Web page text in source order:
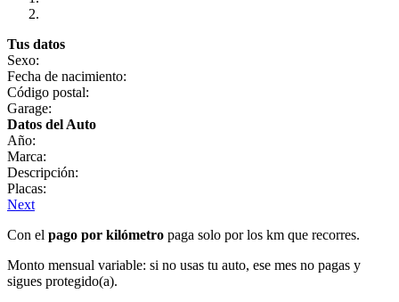
Tus datos
Sexo:
Fecha de nacimiento:
Código postal:
Garage:
Datos del Auto
Año:
Marca:
Descripción:
Placas:
Next
Con el pago por kilómetro paga solo por los km que recorres.
Monto mensual variable: si no usas tu auto, ese mes no pagas y
sigues protegido(a).